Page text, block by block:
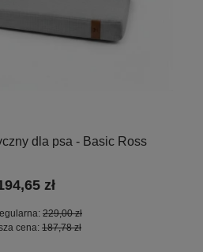
dla psa - Basic Ross
zł
229,00 zł
cena: 187,78 zł